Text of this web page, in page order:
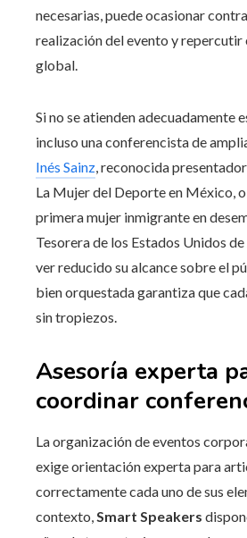
necesarias, puede ocasionar
realización del evento y repercutir
global.
Si no se atienden adecuadamente
incluso una conferencista de
Inés Sainz, reconocida
La Mujer del Deporte en México, o
primera mujer inmigrante en
Tesorera de los Estados Unidos
ver reducido su alcance sobre el
bien orquestada garantiza que
sin tropiezos.
Asesoría experta
coordinar
La organización de eventos
exige orientación experta para
correctamente cada uno de sus
contexto,Smart Speakers